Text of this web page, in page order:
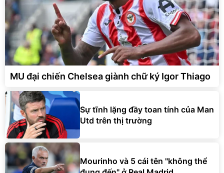
MU đại chiến Chelsea giành chữ ký Igor Thiago
Sự tĩnh lặng đầy toan tính của Man
Utd trên thị trường
Mourinho và 5 cái tên "không thể